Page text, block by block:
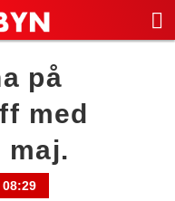
på
med
maj.
08:29